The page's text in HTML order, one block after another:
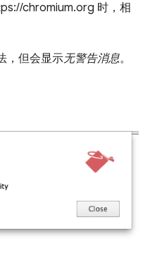
chromium.org 时，相
，但会显示无警告消息。